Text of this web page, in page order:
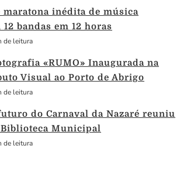
maratona inédita de música
bandas em 12 horas
de leitura
«RUMO» Inaugurada na
Visual ao Porto de Abrigo
de leitura
do Carnaval da Nazaré reuniu
Municipal
de leitura